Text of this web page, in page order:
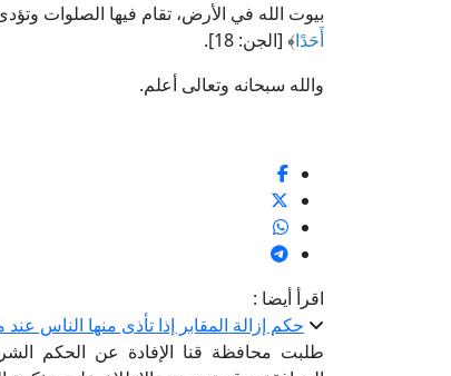
بيوت الله في الأرض، تقام فيها الصلوات
أَحَدًا﴾ [الجن: 18].
والله سبحانه وتعالى أعلم.
اقرأ أيضا :
حكم إزالة المقابر إذا تأذى منها الناس عند
طلبت محافظة قنا الإفادة عن الحكم